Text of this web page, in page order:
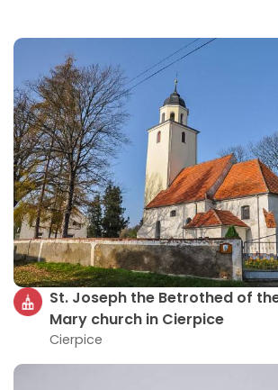
St. Joseph the Betrothed of
Mary church in Cierpice
Cierpice